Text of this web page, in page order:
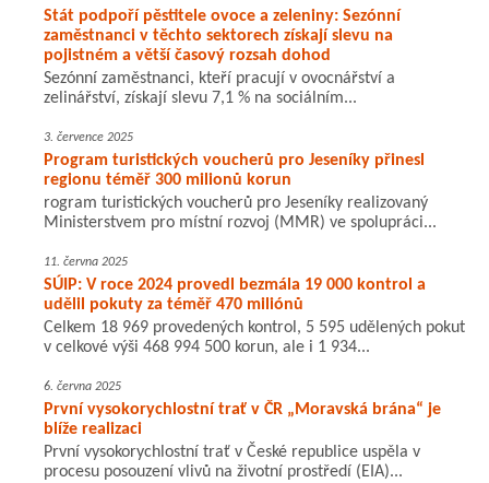
Stát podpoří pěstitele ovoce a zeleniny: Sezónní
zaměstnanci v těchto sektorech získají slevu na
pojistném a větší časový rozsah dohod
Sezónní zaměstnanci, kteří pracují v ovocnářství a
zelinářství, získají slevu 7,1 % na sociálním...
3. července 2025
Program turistických voucherů pro Jeseníky přinesl
regionu téměř 300 milionů korun
rogram turistických voucherů pro Jeseníky realizovaný
Ministerstvem pro místní rozvoj (MMR) ve spolupráci...
11. června 2025
SÚIP: V roce 2024 provedl bezmála 19 000 kontrol a
udělil pokuty za téměř 470 miliónů
Celkem 18 969 provedených kontrol, 5 595 udělených pokut
v celkové výši 468 994 500 korun, ale i 1 934...
6. června 2025
První vysokorychlostní trať v ČR „Moravská brána“ je
blíže realizaci
První vysokorychlostní trať v České republice uspěla v
procesu posouzení vlivů na životní prostředí (EIA)...